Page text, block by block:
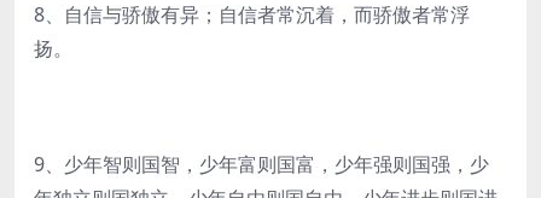
8、自信与骄傲有异；自信者常沉着，而骄傲者常浮
扬。
9、少年智则国智，少年富则国富，少年强则国强，少